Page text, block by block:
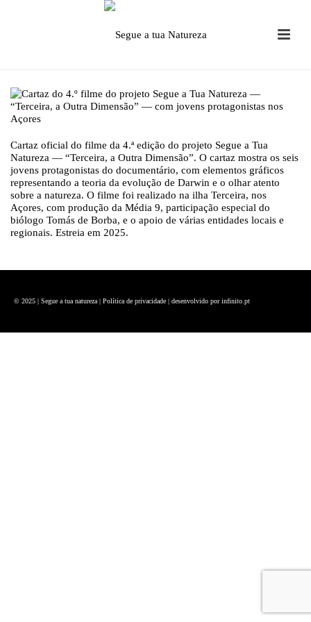
Cartaz oficial do filme da 4.ª edição do projeto Segue a Tua
Natureza — “Terceira, a Outra Dimensão”. O cartaz mostra os seis
jovens protagonistas do documentário, com elementos gráficos
representando a teoria da evolução de Darwin e o olhar atento
sobre a natureza. O filme foi realizado na ilha Terceira, nos
Açores, com produção da Média 9, participação especial do
biólogo Tomás de Borba, e o apoio de várias entidades locais e
regionais. Estreia em 2025.
© 2025 | Segue a tua natureza | Política de privacidade | desenvolvido porinfinito.pt